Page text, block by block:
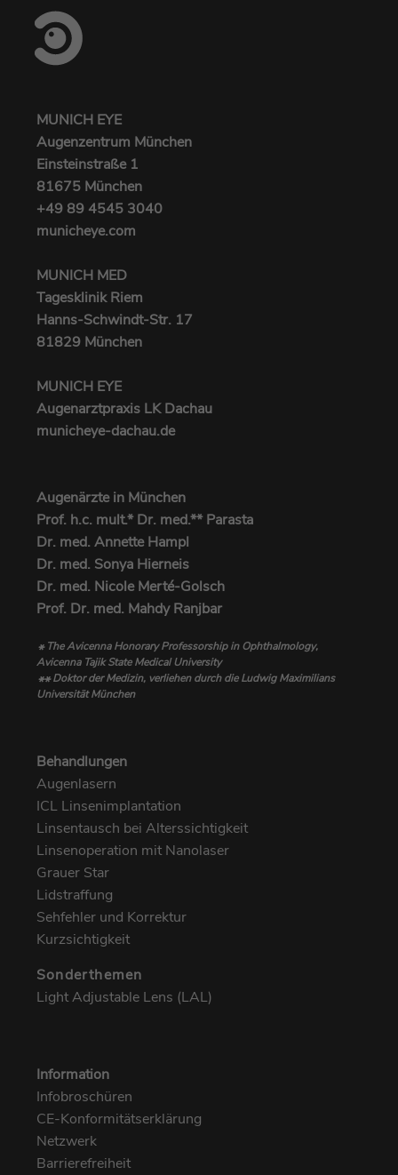
Information
Infobroschüren
CE-Konformitätserklärung
Netzwerk
Barrierefreiheit
Behandlungen
Augenlasern
ICL Linsenimplantation
Linsentausch bei Alterssichtigkeit
Linsenoperation mit Nanolaser
Grauer Star
Lidstraffung
Sehfehler und Korrektur
Kurzsichtigkeit
Sonderthemen
Light Adjustable Lens (LAL)
Augenärzte in München
Prof. h.c. mult.* Dr. med.** Parasta
Dr. med. Annette Hampl
Dr. med. Sonya Hierneis
Dr. med. Nicole Merté-Golsch
Prof. Dr. med. Mahdy Ranjbar
*The Avicenna Honorary Professorship in Ophthalmology,
Avicenna Tajik State Medical University
**Doktor der Medizin, verliehen durch die Ludwig Maximilians
Universität München
MUNICH EYE
Augenzentrum München
Einsteinstraße 1
81675 München
+49 89 4545 3040‬
municheye.com
MUNICH MED
Tagesklinik Riem
Hanns-Schwindt-Str. 17
81829 München
MUNICH EYE
Augenarztpraxis LK Dachau
municheye-dachau.de